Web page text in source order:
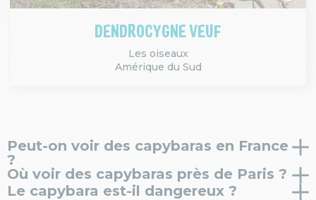
DENDROCYGNE VEUF
Les oiseaux
Amérique du Sud
Peut-on voir des capybaras en France
?
Oui, il est possible d’observer des capybaras dans
certains parcs animaliers. À Parrot World, ils évoluent
Où voir des capybaras près de Paris ?
Vous pouvez voir des capybaras à Parrot World, une
Le capybara est-il dangereux ?